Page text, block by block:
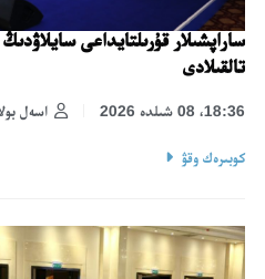
ساراپشىلار قۇرىلتايداعى
تالقىلادى
اسەل 18:36، 08 شىلدە 2026
كوبىرەك وقۋ